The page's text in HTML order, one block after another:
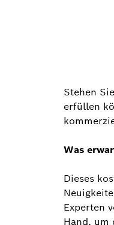
Stehen
erfüllen
Was
Dieses
Experten
Hand, um